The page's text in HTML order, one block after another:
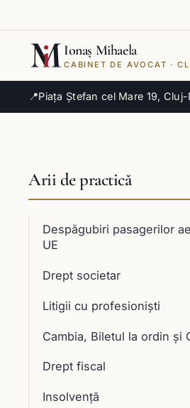
📍Piața Ștefan cel Mare 19,
Ionaș Mihaela
CABINET DE AVOCAT ·
Arii de practică
Despăgubiri pasagerilor
UE
Drept societar
Litigii cu profesioniști
Cambia, Biletul la ordin și
Drept fiscal
Insolvență